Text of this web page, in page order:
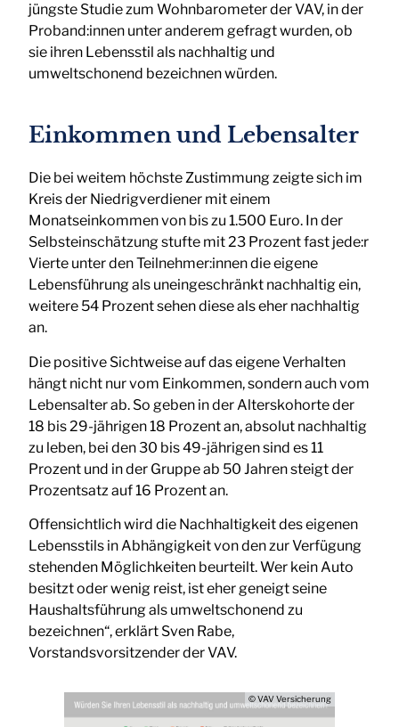
jüngste Studie zum Wohnbarometer der VAV, in der
Proband:innen unter anderem gefragt wurden, ob
sie ihren Lebensstil als nachhaltig und
umweltschonend bezeichnen würden.
Einkommen und Lebensalter
Die bei weitem höchste Zustimmung zeigte sich im
Kreis der Niedrigverdiener mit einem
Monatseinkommen von bis zu 1.500 Euro. In der
Selbsteinschätzung stufte mit 23 Prozent fast jede:r
Vierte unter den Teilnehmer:innen die eigene
Lebensführung als uneingeschränkt nachhaltig ein,
weitere 54 Prozent sehen diese als eher nachhaltig
an.
Die positive Sichtweise auf das eigene Verhalten
hängt nicht nur vom Einkommen, sondern auch vom
Lebensalter ab. So geben in der Alterskohorte der
18 bis 29-jährigen 18 Prozent an, absolut nachhaltig
zu leben, bei den 30 bis 49-jährigen sind es 11
Prozent und in der Gruppe ab 50 Jahren steigt der
Prozentsatz auf 16 Prozent an.
Offensichtlich wird die Nachhaltigkeit des eigenen
Lebensstils in Abhängigkeit von den zur Verfügung
stehenden Möglichkeiten beurteilt. Wer kein Auto
besitzt oder wenig reist, ist eher geneigt seine
Haushaltsführung als umweltschonend zu
bezeichnen“, erklärt Sven Rabe,
Vorstandsvorsitzender der VAV.
© VAV Versicherung